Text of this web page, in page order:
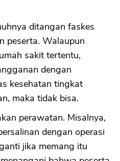
ditangan faskes
peserta. Walaupun
sakit tertentu,
dengan
kesehatan tingkat
maka tidak bisa.
perawatan. Misalnya,
dengan operasi
jika memang itu